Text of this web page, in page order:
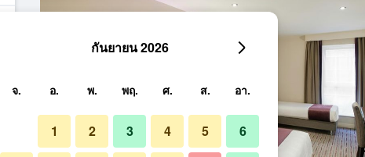
กันยายน 2026
จ. อ. พ. พฤ. ศ. ส. อา.
1 2 3 4 5 6